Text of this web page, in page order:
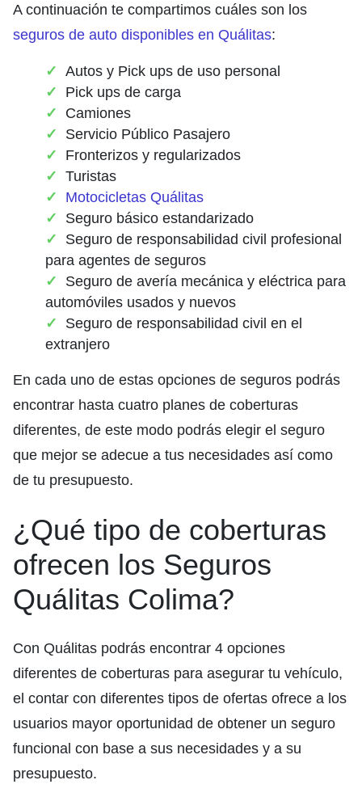
A continuación te compartimos cuáles son los
seguros de auto disponibles en Quálitas:
Autos y Pick ups de uso personal
Pick ups de carga
Camiones
Servicio Público Pasajero
Fronterizos y regularizados
Turistas
Motocicletas Quálitas
Seguro básico estandarizado
Seguro de responsabilidad civil profesional
para agentes de seguros
Seguro de avería mecánica y eléctrica para
automóviles usados y nuevos
Seguro de responsabilidad civil en el
extranjero
En cada uno de estas opciones de seguros podrás
encontrar hasta cuatro planes de coberturas
diferentes, de este modo podrás elegir el seguro
que mejor se adecue a tus necesidades así como
de tu presupuesto.
¿Qué tipo de coberturas
ofrecen los Seguros
Quálitas Colima?
Con Quálitas podrás encontrar 4 opciones
diferentes de coberturas para asegurar tu vehículo,
el contar con diferentes tipos de ofertas ofrece a los
usuarios mayor oportunidad de obtener un seguro
funcional con base a sus necesidades y a su
presupuesto.